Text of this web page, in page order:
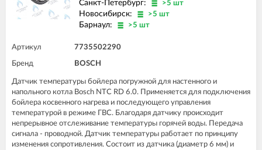
Санкт-Петербург: >5 шт
Новосибирск: >5 шт
Барнаул: >5 шт
Артикул 7735502290
Бренд BOSCH
Датчик температуры бойлера погружной для настенного и
напольного котла Bosch NTC RD 6.0. Применяется для подключения
бойлера косвенного нагрева и последующего управления
температурой в режиме ГВС. Благодаря датчику происходит
непрерывное отслеживание температуры горячей воды. Передача
сигнала - проводной. Датчик температуры работает по принципу
изменения сопротивления. Состоит из датчика (диаметр 6 мм) и